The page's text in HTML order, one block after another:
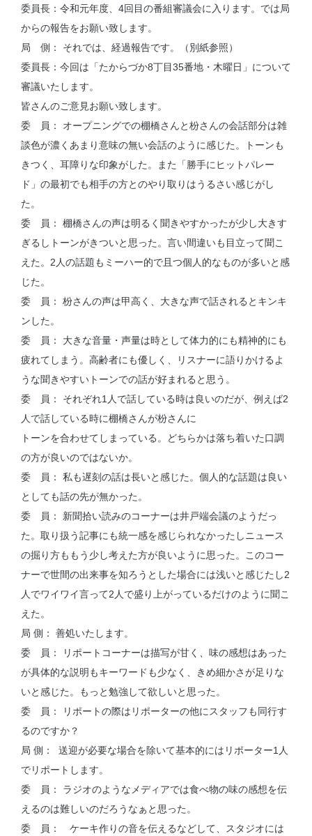
委員長：令和元年度、4回目の番組審議会に入ります。では局
からの報告をお願い致します。
局 側： それでは、経過報告です。（別紙参照）
委員長：今回は「たからづか8丁目35番地・木曜日」について
審議いたします。
皆さんのご意見お願い致します。
委 員： オープニングでの棚橋さんと枌さんの会話部分は雑
談色が濃くあまり意味の無い会話のように感じた。トーンも
きつく、耳障りな印象がした。また「勝手にヒットパレー
ド」の最初でも相手の方とのやり取りはうるさい感じがし
た。
委 員： 棚橋さんの声は明るく聞きやすかったが少し大きす
ぎるしトーンがきついと思った。言い間違いも目立って聞こ
えた。2人の話題もミーハー的で且つ個人的なものが多いと感
じた。
委 員： 枌さんの声は甲高く、大きな声で話されるとキンキ
ンした。
委 員： 大きな音量・声量は時として体力的にも精神的にも
疲れてしまう。高齢者にも優しく、リスナーに語りかけるよ
うな聞きやすいトーンでの話が好まれると思う。
委 員： それぞれ1人で話している時は良いのだが、例えば2
人で話している時に棚橋さんが枌さんに
トーンを合わせてしまっている。どちらかは落ち着いた口調
の方が良いのではないか。
委 員： 私も遅刻の話は長いと感じた。個人的な話題は良い
としても話の先が無かった。
委 員： 新聞拾い読みのコーナーは井戸端会議のようだっ
た。取り扱う記事にも統一感を感じられなかったしニュース
の掘り方ももう少し考えた方が良いように思った。このコー
ナーで世間の出来事を知ろうとした場合には浅いと感じたし2
人でワイワイ言って2人で盛り上がっているだけのように聞こ
えた。
局 側： 善処いたします。
委 員： リポートコーナーは描写が甘く、味の感想はあった
が具体的な説明もキーワードも少なく、きめ細かさが足りな
いと感じた。もっと勉強して欲しいと思った。
委 員： リポートの際はリポーターの他にスタッフも同行す
るのですか？
局 側： 送迎が必要な場合を除いて基本的にはリポーター1人
でリポートします。
委 員： ラジオのようなメディアでは食べ物の味の感想を伝
えるのは難しいのだろうなぁと思った。
委 員： ケーキ作りの音を伝えるなどして、スタジオには